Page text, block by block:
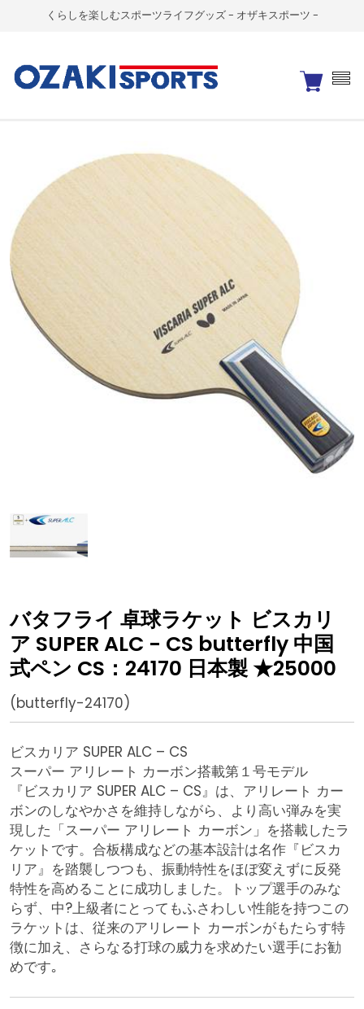
くらしを楽しむスポーツライフグッズ - オザキスポーツ -
バタフライ 卓球ラケット ビスカリ
ア SUPER ALC - CS butterfly 中国
式ペン CS：24170 日本製 ★25000
(butterfly-24170)
ビスカリア SUPER ALC – CS
スーパー アリレート カーボン搭載第１号モデル
『ビスカリア SUPER ALC – CS』は、アリレート カー
ボンのしなやかさを維持しながら、より高い弾みを実
現した「スーパー アリレート カーボン」を搭載したラ
ケットです。合板構成などの基本設計は名作『ビスカ
リア』を踏襲しつつも、振動特性をほぼ変えずに反発
特性を高めることに成功しました。トップ選手のみな
らず、中?上級者にとってもふさわしい性能を持つこの
ラケットは、従来のアリレート カーボンがもたらす特
徴に加え、さらなる打球の威力を求めたい選手にお勧
めです｡